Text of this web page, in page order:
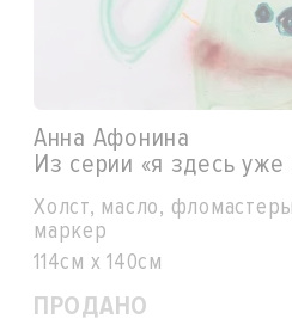
Анна Афонина
Из серии «‎я здесь
Холст, масло,
маркер
114см x 140см
ПРОДАНО